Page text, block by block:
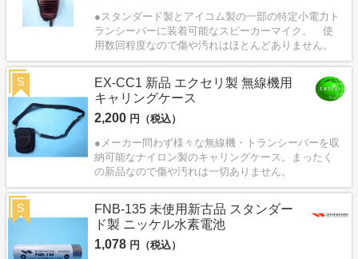
●スタンダード製とアイコム製の一部の特定小電力ト
ランシーバーに装着可能なスピーカーマイク。 使
用数回程度なので傷や汚れはほとんどありません。
EX-CC1 新品 エクセリ製 無線機用
キャリングケース
2,200 円（税込）
●メーカー問わず様々な無線機・トランシーバーを収
納可能なナイロン製のキャリングケース。まったく
の新品なので傷や汚れは一切ありません。
S
FNB-135 未使用新古品 スタンダー
ド製 ニッケル水素電池
1,078 円（税込）
S